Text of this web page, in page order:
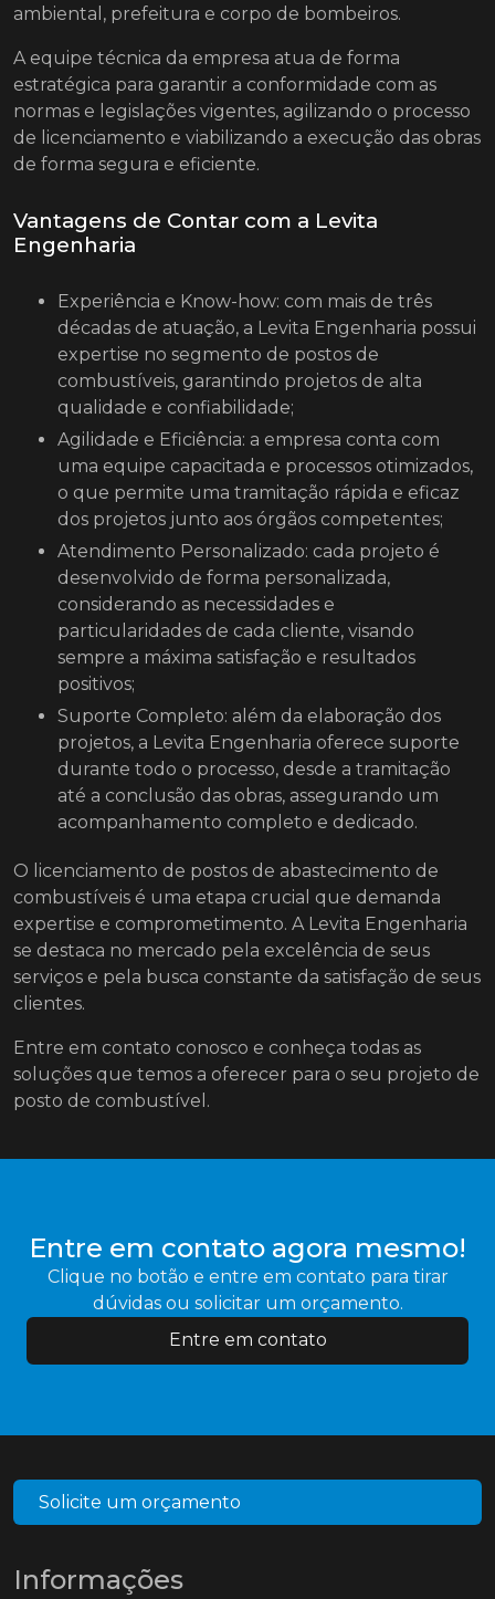
ambiental, prefeitura e corpo de bombeiros.
A equipe técnica da empresa atua de forma
estratégica para garantir a conformidade com as
normas e legislações vigentes, agilizando o processo
de licenciamento e viabilizando a execução das obras
de forma segura e eficiente.
Vantagens de Contar com a Levita
Engenharia
Experiência e Know-how: com mais de três
décadas de atuação, a Levita Engenharia possui
expertise no segmento de postos de
combustíveis, garantindo projetos de alta
qualidade e confiabilidade;
Agilidade e Eficiência: a empresa conta com
uma equipe capacitada e processos otimizados,
o que permite uma tramitação rápida e eficaz
dos projetos junto aos órgãos competentes;
Atendimento Personalizado: cada projeto é
desenvolvido de forma personalizada,
considerando as necessidades e
particularidades de cada cliente, visando
sempre a máxima satisfação e resultados
positivos;
Suporte Completo: além da elaboração dos
projetos, a Levita Engenharia oferece suporte
durante todo o processo, desde a tramitação
até a conclusão das obras, assegurando um
acompanhamento completo e dedicado.
O licenciamento de postos de abastecimento de
combustíveis é uma etapa crucial que demanda
expertise e comprometimento. A Levita Engenharia
se destaca no mercado pela excelência de seus
serviços e pela busca constante da satisfação de seus
clientes.
Entre em contato conosco e conheça todas as
soluções que temos a oferecer para o seu projeto de
posto de combustível.
Entre em contato agora mesmo!
Clique no botão e entre em contato para tirar
dúvidas ou solicitar um orçamento.
Entre em contato
Solicite um orçamento
Informações